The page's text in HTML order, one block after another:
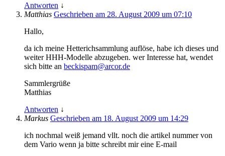
Antworten ↓
Matthias Geschrieben am 28. August 2009 um 07:10
Hallo,
da ich meine Hetterichsammlung auflöse, habe ich dieses und
weiter HHH-Modelle abzugeben. wer Interesse hat, wendet
sich bitte an beckispam@arcor.de
Sammlergrüße
Matthias
Antworten ↓
Markus Geschrieben am 18. August 2009 um 14:29
ich nochmal weiß jemand vllt. noch die artikel nummer von
dem Vario wenn ja bitte schreibt mir eine E-mail